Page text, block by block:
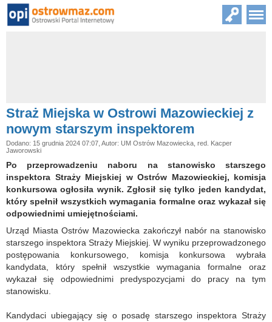
Straż Miejska w Ostrowi Mazowieckiej z
nowym starszym inspektorem
Dodano: 15 grudnia 2024 07:07, Autor: UM Ostrów Mazowiecka, red. Kacper
Jaworowski
Po przeprowadzeniu naboru na stanowisko starszego
inspektora Straży Miejskiej w Ostrów Mazowieckiej, komisja
konkursowa ogłosiła wynik. Zgłosił się tylko jeden kandydat,
który spełnił wszystkich wymagania formalne oraz wykazał się
odpowiednimi umiejętnościami.
Urząd Miasta Ostrów Mazowiecka zakończył nabór na stanowisko
starszego inspektora Straży Miejskiej. W wyniku przeprowadzonego
postępowania konkursowego, komisja konkursowa wybrała
kandydata, który spełnił wszystkie wymagania formalne oraz
wykazał się odpowiednimi predyspozycjami do pracy na tym
stanowisku.
Kandydaci ubiegający się o posadę starszego inspektora Straży